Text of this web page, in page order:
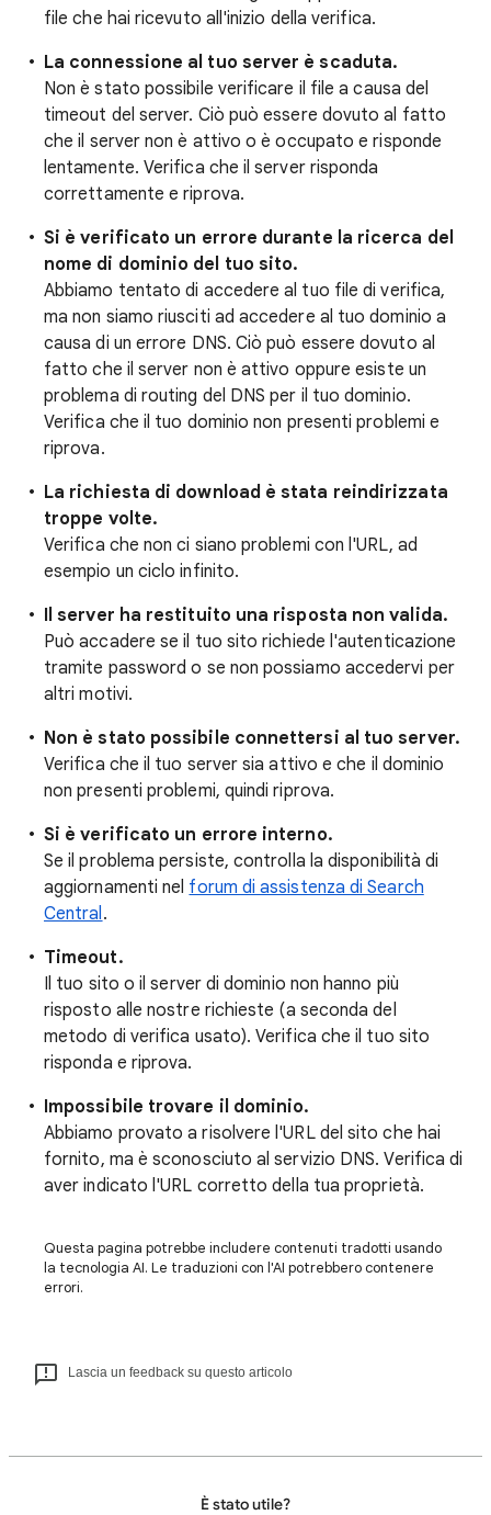
file che hai ricevuto all'inizio della verifica.
La connessione al tuo server è scaduta.
Non è stato possibile verificare il file a causa del
timeout del server. Ciò può essere dovuto al fatto
che il server non è attivo o è occupato e risponde
lentamente. Verifica che il server risponda
correttamente e riprova.
Si è verificato un errore durante la ricerca del
nome di dominio del tuo sito.
Abbiamo tentato di accedere al tuo file di verifica,
ma non siamo riusciti ad accedere al tuo dominio a
causa di un errore DNS. Ciò può essere dovuto al
fatto che il server non è attivo oppure esiste un
problema di routing del DNS per il tuo dominio.
Verifica che il tuo dominio non presenti problemi e
riprova.
La richiesta di download è stata reindirizzata
troppe volte.
Verifica che non ci siano problemi con l'URL, ad
esempio un ciclo infinito.
Il server ha restituito una risposta non valida.
Può accadere se il tuo sito richiede l'autenticazione
tramite password o se non possiamo accedervi per
altri motivi.
Non è stato possibile connettersi al tuo server.
Verifica che il tuo server sia attivo e che il dominio
non presenti problemi, quindi riprova.
Si è verificato un errore interno.
Se il problema persiste, controlla la disponibilità di
aggiornamenti nel forum di assistenza di Search
Central.
Timeout.
Il tuo sito o il server di dominio non hanno più
risposto alle nostre richieste (a seconda del
metodo di verifica usato). Verifica che il tuo sito
risponda e riprova.
Impossibile trovare il dominio.
Abbiamo provato a risolvere l'URL del sito che hai
fornito, ma è sconosciuto al servizio DNS. Verifica di
aver indicato l'URL corretto della tua proprietà.
Questa pagina potrebbe includere contenuti tradotti usando
la tecnologia AI. Le traduzioni con l'AI potrebbero contenere
errori.
Lascia un feedback su questo articolo
È stato utile?